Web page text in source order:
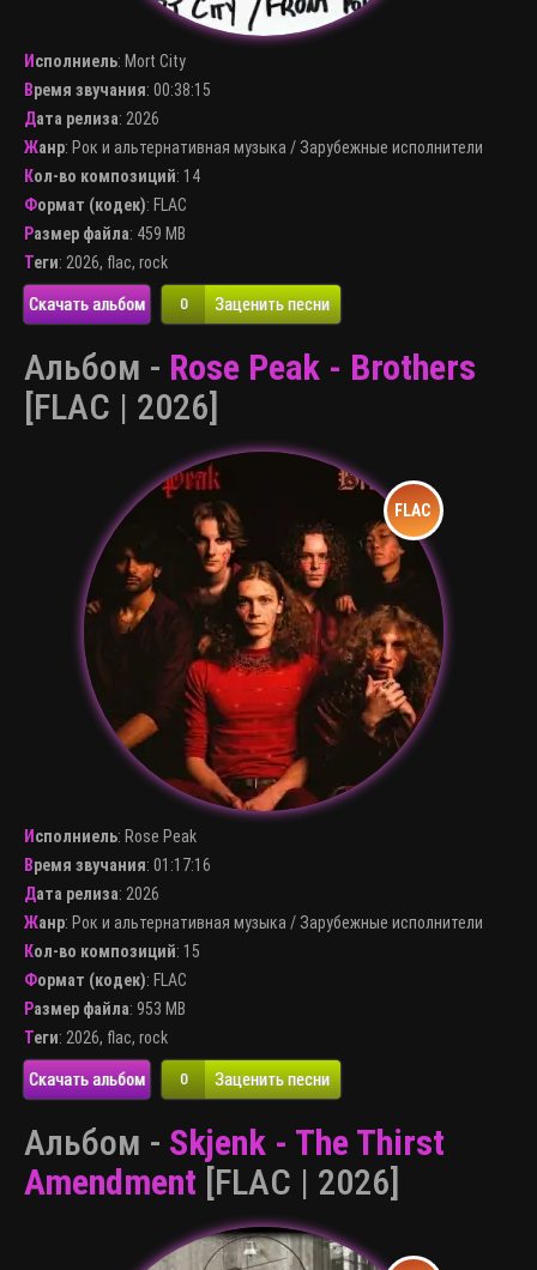
Исполниель: Mort City
Время звучания: 00:38:15
Дата релиза: 2026
Жанр: Рок и альтернативная музыка / Зарубежные исполнители
Кол-во композиций: 14
Формат (кодек): FLAC
Размер файла: 459 MB
Теги: 2026, flac, rock
Скачать альбом 0 Заценить песни
Альбом - Rose Peak - Brothers
[FLAC | 2026]
Исполниель: Rose Peak
Время звучания: 01:17:16
Дата релиза: 2026
Жанр: Рок и альтернативная музыка / Зарубежные исполнители
Кол-во композиций: 15
Формат (кодек): FLAC
Размер файла: 953 MB
Теги: 2026, flac, rock
Скачать альбом 0 Заценить песни
Альбом - Skjenk - The Thirst
Amendment [FLAC | 2026]